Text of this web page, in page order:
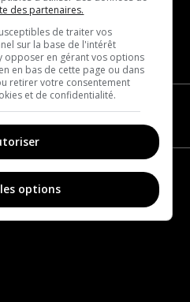
des partenaires.
de traiter vos
sur la base de l'intérêt
opposer en gérant vos options
en bas de cette page ou dans
retirer votre consentement
et de confidentialité.
options